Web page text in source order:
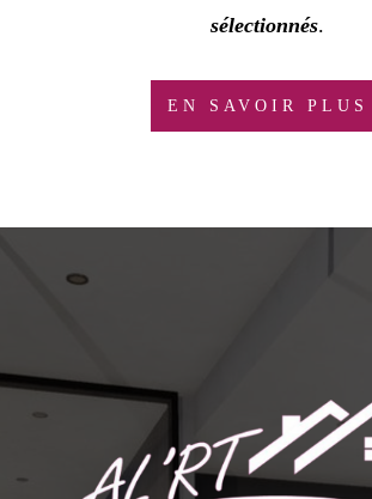
sélectionnés.
EN SAVOIR PLUS